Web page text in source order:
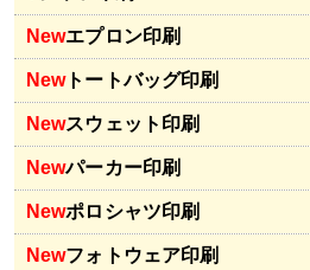
Newエプロン印刷
Newトートバッグ印刷
Newスウェット印刷
Newパーカー印刷
Newポロシャツ印刷
Newフォトウェア印刷